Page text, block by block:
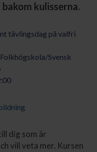
kulisserna.
tävlingsdag på valfri
Svensk
dig som är
vill veta mer. Kursen